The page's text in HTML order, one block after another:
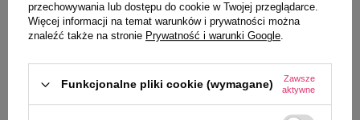
Mokra karma dla psa Rafi Classic
Rafi
Mokra karma dla psa Rafi Classic
z drobiem zestaw 12 x 800 g
przechowywania lub dostępu do cookie w Twojej przeglądarce.
Więcej informacji na temat warunków i prywatności można
znaleźć także na stronie Prywatność i warunki Google.
Funkcjonalne pliki cookie (wymagane)
Zawsze
aktywne